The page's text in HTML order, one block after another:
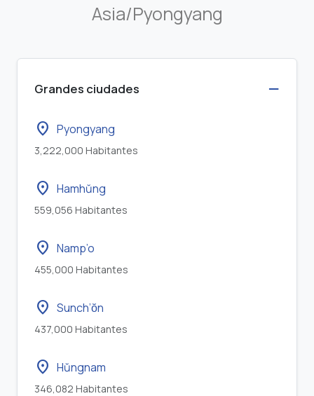
Asia/Pyongyang
Grandes ciudades
location_on Pyongyang
3,222,000 Habitantes
location_on Hamhŭng
559,056 Habitantes
location_on Namp’o
455,000 Habitantes
location_on Sunch’ŏn
437,000 Habitantes
location_on Hŭngnam
346,082 Habitantes